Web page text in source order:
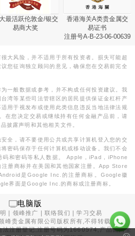
最活跃伦敦金/银交
易商大奖
香港海关A类贵金属交
易证书
注册号A-B-23-06-00639
大风险，并不适用于所有投资者。损失可能超
您征询独立顾问的意见，确保您在交易前完全
一般数据或参考，并不构成任何投资建议。我
湾等某些司法管辖区的居民提供保证金杠杆产
用于视发布或使用此类信息违反当地法律法规
在您决定交易或继续持有任何金融产品前，请
披露声明和其他相关文件。
全，请不要使用公共或共享计算机登入您的交
密码保存于任何计算机或移动设备。我们不会
码和密码等私人数据。 Apple，iPad，iPhone
册商标并在美国和其他国家注册。App Store
是Google Inc.的注册商标。Google徽
界面是Google Inc.的商标或注册商标。
电脑版
领峰推广 |联络我们 |学习交易
峰贵金属有限公司版权所有,不得转载
法注册登记,注册号码为1660574,产品面向全